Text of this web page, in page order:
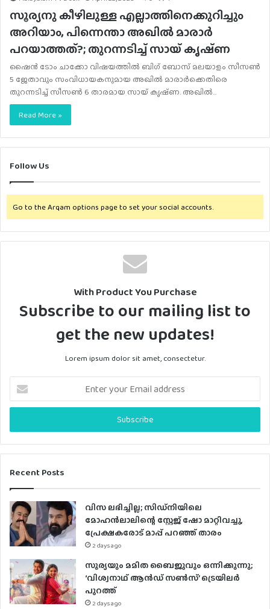
സൂര്യനു കീഴിലുള്ള എല്ലാത്തിനെക്കുറിച്ചും
അറിയാം, പിന്നെന്താ അഖിൽ മാരാർ
പറയാത്തത്?; തുറന്നടിച്ച് സായ് കൃഷ്‍ണ
ഷൈൻ ടോം ചാക്കോ വിഷയത്തിൽ ബിഗ് ബോസ് മലയാളം സീസണ്‍
5 ജേതാവും സംവിധായകനുമായ അഖില്‍ മാരാർക്കെതിരെ
തുറന്നടിച്ച് സീസണ്‍ 6 താരമായ സായ് കൃഷ്‍ണ. അഖില്‍…
Read More »
Follow Us
Go to the Arqam options page to set your social accounts.
With Product You Purchase
Subscribe to our mailing list to
get the new updates!
Lorem ipsum dolor sit amet, consectetur.
t
r
y
u
m
a
i
l
a
d
d
r
Recent Posts
വിസ ലഭിച്ചില്ല; സിഡ്നിയിലെ
മോഹൻലാലിന്റെ സ്റ്റേജ് ഷോ മാറ്റിവച്ചു,
പ്രേക്ഷകരോട് മാപ്പ് പറഞ്ഞ് താരം
2 days ago
സൂര്യയും മമിത ബൈജുവും ഒന്നിക്കുന്നു;
‘വിശ്വനാഥ് ആൻഡ് സൺസ്’ ട്രെയിലർ
പുറത്ത്
2 days ago